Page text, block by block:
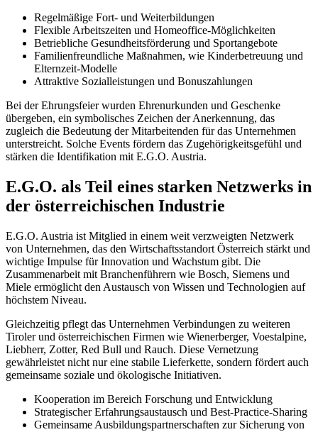
Regelmäßige Fort- und Weiterbildungen
Flexible Arbeitszeiten und Homeoffice-Möglichkeiten
Betriebliche Gesundheitsförderung und Sportangebote
Familienfreundliche Maßnahmen, wie Kinderbetreuung und
Elternzeit-Modelle
Attraktive Sozialleistungen und Bonuszahlungen
Bei der Ehrungsfeier wurden Ehrenurkunden und Geschenke
übergeben, ein symbolisches Zeichen der Anerkennung, das
zugleich die Bedeutung der Mitarbeitenden für das Unternehmen
unterstreicht. Solche Events fördern das Zugehörigkeitsgefühl und
stärken die Identifikation mit E.G.O. Austria.
E.G.O. als Teil eines starken Netzwerks in
der österreichischen Industrie
E.G.O. Austria ist Mitglied in einem weit verzweigten Netzwerk
von Unternehmen, das den Wirtschaftsstandort Österreich stärkt und
wichtige Impulse für Innovation und Wachstum gibt. Die
Zusammenarbeit mit Branchenführern wie Bosch, Siemens und
Miele ermöglicht den Austausch von Wissen und Technologien auf
höchstem Niveau.
Gleichzeitig pflegt das Unternehmen Verbindungen zu weiteren
Tiroler und österreichischen Firmen wie Wienerberger, Voestalpine,
Liebherr, Zotter, Red Bull und Rauch. Diese Vernetzung
gewährleistet nicht nur eine stabile Lieferkette, sondern fördert auch
gemeinsame soziale und ökologische Initiativen.
Kooperation im Bereich Forschung und Entwicklung
Strategischer Erfahrungsaustausch und Best-Practice-Sharing
Gemeinsame Ausbildungspartnerschaften zur Sicherung von